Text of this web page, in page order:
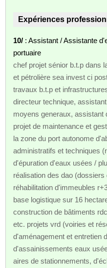
Expériences
10/ : Assistant / Assistante
portuaire
chef projet sénior b.t.p dans
et pétrolière sea invest ci
travaux b.t.p et
directeur technique,
moyens generaux, assistant
projet de maintenance et
la zone du port autonome
administratifs et techniques
d'épuration d'eaux usées /
réalisation des dao
réhabilitation d'immeubles
base logistique sur 16
construction de bâtiments
etc. projets vrd (voiries et
d'aménagement et entretien
d'assainissements eaux
aires de stationnements,